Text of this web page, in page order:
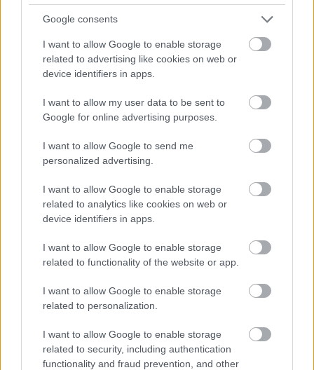
Google consents
I want to allow Google to enable storage
related to advertising like cookies on web or
device identifiers in apps.
I want to allow my user data to be sent to
Google for online advertising purposes.
I want to allow Google to send me
personalized advertising.
I want to allow Google to enable storage
related to analytics like cookies on web or
device identifiers in apps.
I want to allow Google to enable storage
related to functionality of the website or app.
I want to allow Google to enable storage
related to personalization.
I want to allow Google to enable storage
related to security, including authentication
functionality and fraud prevention, and other
elhallgat valamit a személyzet elől.
Ők négyen próbálják a rendelkezésükre álló hat
hetes utazást lehetőségeikhez mérten élvezni,
hasznosítani. Például részt vesznek az új életükre
(mint az új ízek, fűszerek, jegyrendszer stb.)
sétálnak a fedélzeten a rájuk váró lehetőségeken
gondolkodva - vagy éppen a fűtők körletében
lélekjelenlétüket teszik próbára akarva vagy
akaratlanul, valamint a rossz hírek postai vagy
távirati úton is utolérik őket. A levelek olvasói
szempontból is fontos szerepet játszanak a történet
alakulása során - nemcsak megtörik a hosszú
szóáradat egyhangúságát, de gyakran ezekből derül
ki a történet szempontjából fontos részlet is.
És hogy melyikőjük utazott Indiába a könyv elején? A
rövid harmadik részből ez is kiderül :)
Cartaphilus Kiadónak! Ha felkeltette az
érdeklődésed, kattints a képre.